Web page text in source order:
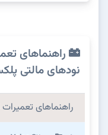
راهنماهای
نودهای مالتی
راهنماهای تعمیرات ECU